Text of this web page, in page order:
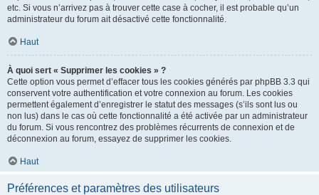
etc. Si vous n’arrivez pas à trouver cette case à cocher, il est probable qu’un
administrateur du forum ait désactivé cette fonctionnalité.
Haut
À quoi sert « Supprimer les cookies » ?
Cette option vous permet d’effacer tous les cookies générés par phpBB 3.3 qui
conservent votre authentification et votre connexion au forum. Les cookies
permettent également d’enregistrer le statut des messages (s’ils sont lus ou
non lus) dans le cas où cette fonctionnalité a été activée par un administrateur
du forum. Si vous rencontrez des problèmes récurrents de connexion et de
déconnexion au forum, essayez de supprimer les cookies.
Haut
Préférences et paramètres des utilisateurs